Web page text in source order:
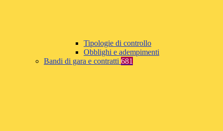
Tipologie di controllo
Obblighi e adempimenti
Bandi di gara e contratti 681